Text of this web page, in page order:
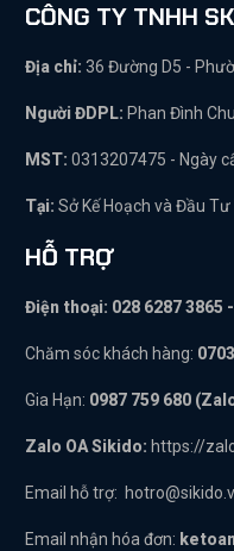
CÔNG TY TNHH
Địa chỉ: 36 Đường D5 -
Người ĐDPL: Phan Đình
MST: 0313207475 - Ngày
Tại: Sở Kế Hoạch và Đầu
HỖ TRỢ
Điện thoại: 028 6287 3865
Chăm sóc khách hàng:
Gia Hạn: 0987 759 680
Zalo OA Sikido: https://
Email hỗ trợ:
Email nhận hóa đơn: